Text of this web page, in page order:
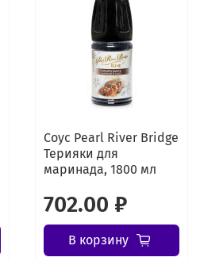
Соус Pearl River Bridge
Терияки для
маринада, 1800 мл
702.00 ₽
В корзину